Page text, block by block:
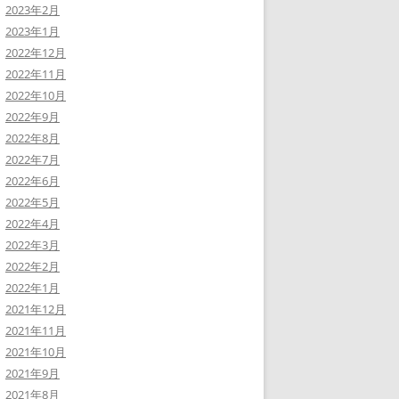
2023年2月
2023年1月
2022年12月
2022年11月
2022年10月
2022年9月
2022年8月
2022年7月
2022年6月
2022年5月
2022年4月
2022年3月
2022年2月
2022年1月
2021年12月
2021年11月
2021年10月
2021年9月
2021年8月